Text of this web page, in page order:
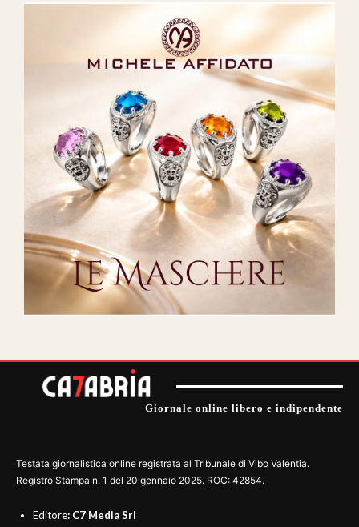
Giornale online libero e indipendente
Testata giornalistica online registrata al Tribunale di Vibo Valentia.
Registro Stampa n. 1 del 20 gennaio 2025. ROC: 42854.
Editore: C7 Media Srl